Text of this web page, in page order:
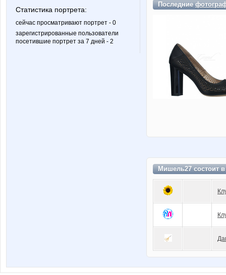
Статистика портрета:
сейчас просматривают портрет - 0
зарегистрированные пользователи
посетившие портрет за 7 дней - 2
Последние
Мишель27 состоит